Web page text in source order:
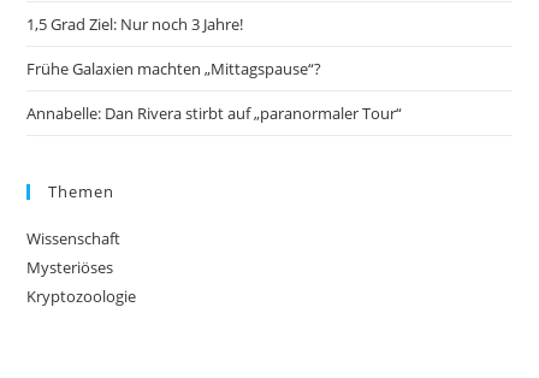
1,5 Grad Ziel: Nur noch 3 Jahre!
Frühe Galaxien machten „Mittagspause“?
Annabelle: Dan Rivera stirbt auf „paranormaler Tour“
Themen
Wissenschaft
Mysteriöses
Kryptozoologie